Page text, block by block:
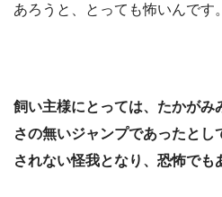
あろうと、とっても怖いんです。
飼い主様にとっては、たかがみ
さの無いジャンプであったと
されない怪我となり、恐怖でも